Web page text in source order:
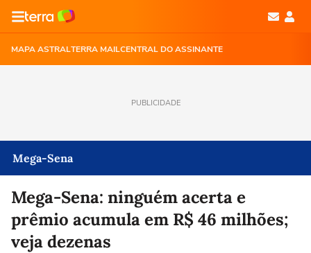
MAPA ASTRALTERRA MAILCENTRAL DO ASSINANTE
PUBLICIDADE
Mega-Sena
Mega-Sena: ninguém acerta e
prêmio acumula em R$ 46 milhões;
veja dezenas